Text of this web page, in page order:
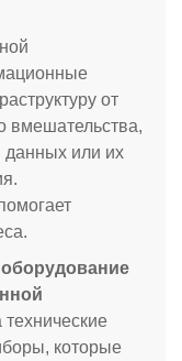
от
вмешательства,
данных или их
оборудование
технические
которые